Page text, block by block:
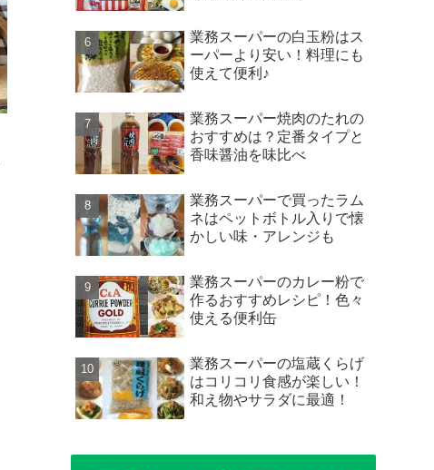
業務スーパーの白玉粉はス
ーパーより安い！料理にも
使えて便利♪
業務スーパー焼肉のたれの
おすすめは？定番タイプと
香味醤油を味比べ
業務スーパーで買ったラム
ネはペットボトル入りで懐
かしい味・アレンジも
業務スーパーのカレー粉で
作るおすすめレシピ！色々
使える便利缶
業務スーパーの塩蔵くらげ
はコリコリ食感が楽しい！
和え物やサラダに最適！